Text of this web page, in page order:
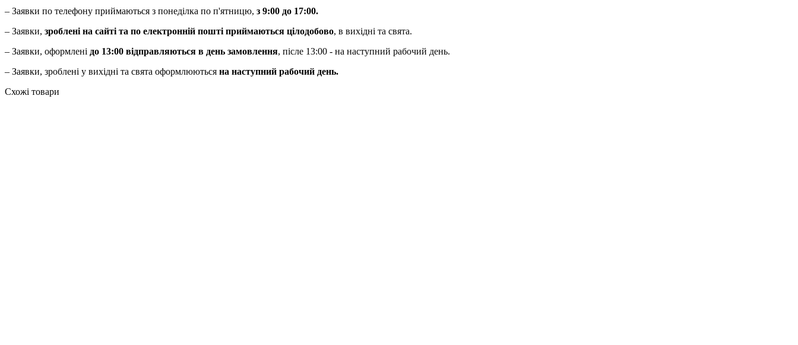
– Заявки по телефону приймаються з понеділка по п'ятницю, з 9:00 до 17:00.
– Заявки, зроблені на сайті та по електронній пошті приймаються цілодобово, в вихідні та свята.
– Заявки, оформлені до 13:00 відправляються в день замовлення, післе 13:00 - на наступний рабочий день.
– Заявки, зроблені у вихідні та свята оформлюються на наступний рабочий день.
Схожі товари